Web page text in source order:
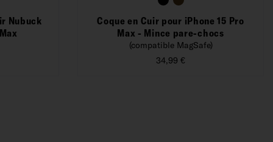
Nubuck
Coque en Cuir pour iPhone 15 Pro
Max - Mince pare-chocs
(compatible MagSafe)
34,99 €